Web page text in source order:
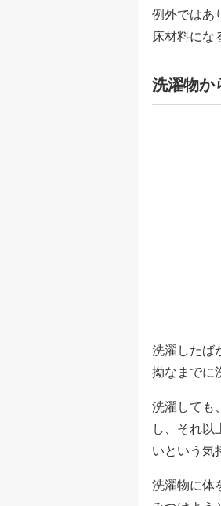
例外ではあ
床材料にな
洗濯物か
洗濯したば
拗なまでに
洗濯しても
し、それ以
いという気
洗濯物に体